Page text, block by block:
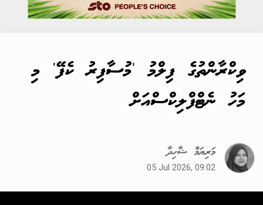
ވިކްރާންތުގެ ފިލްމު 'މުސާފިރު ކެފޭ' މި
މަހު ނެޓްފްލިކްސްއަށް
މަރިޔަމް ޝާހިދާ
05 Jul 2026, 09:02